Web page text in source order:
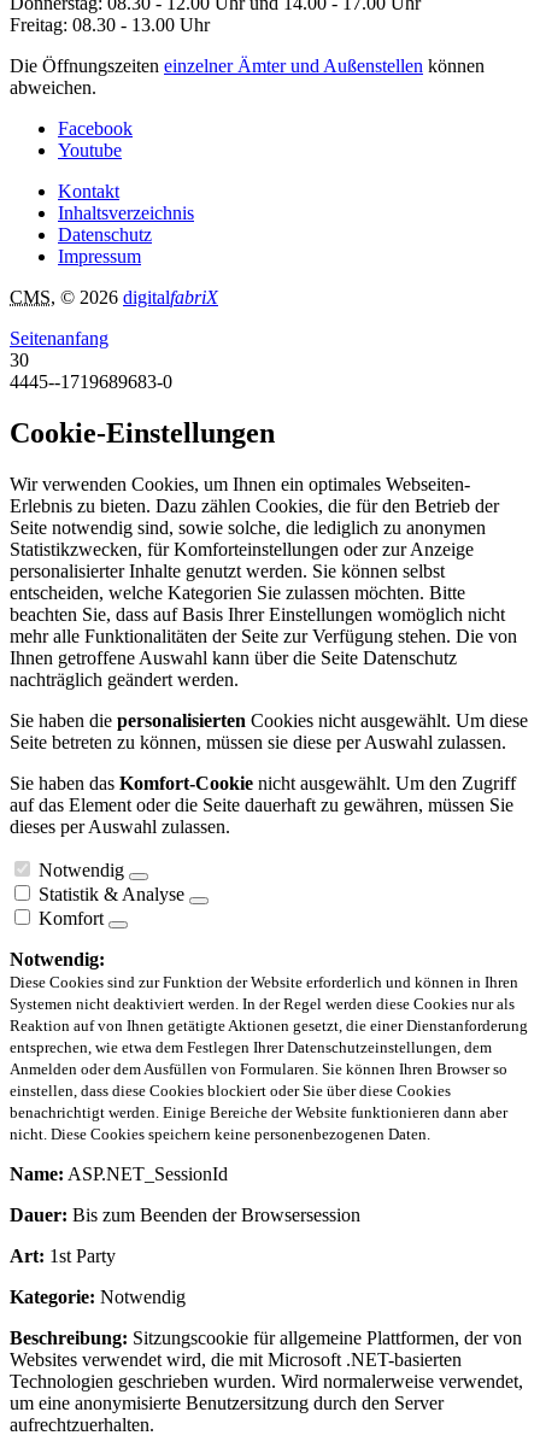
Freitag: 08.30 - 13.00 Uhr
Die Öffnungszeiten einzelner Ämter und Außenstellen können
abweichen.
Facebook
Youtube
Kontakt
Inhaltsverzeichnis
Datenschutz
Impressum
CMS, © 2026 digitalfabriX
Seitenanfang
30
4445--1719689683-0
Cookie-Einstellungen
Wir verwenden Cookies, um Ihnen ein optimales Webseiten-
Erlebnis zu bieten. Dazu zählen Cookies, die für den Betrieb der
Seite notwendig sind, sowie solche, die lediglich zu anonymen
Statistikzwecken, für Komforteinstellungen oder zur Anzeige
personalisierter Inhalte genutzt werden. Sie können selbst
entscheiden, welche Kategorien Sie zulassen möchten. Bitte
beachten Sie, dass auf Basis Ihrer Einstellungen womöglich nicht
mehr alle Funktionalitäten der Seite zur Verfügung stehen. Die von
Ihnen getroffene Auswahl kann über die Seite Datenschutz
nachträglich geändert werden.
Sie haben die personalisierten Cookies nicht ausgewählt. Um diese
Seite betreten zu können, müssen sie diese per Auswahl zulassen.
Sie haben das Komfort-Cookie nicht ausgewählt. Um den Zugriff
auf das Element oder die Seite dauerhaft zu gewähren, müssen Sie
dieses per Auswahl zulassen.
Notwendig
Statistik & Analyse
Komfort
Notwendig:
Diese Cookies sind zur Funktion der Website erforderlich und können in Ihren
Systemen nicht deaktiviert werden. In der Regel werden diese Cookies nur als
Reaktion auf von Ihnen getätigte Aktionen gesetzt, die einer Dienstanforderung
entsprechen, wie etwa dem Festlegen Ihrer Datenschutzeinstellungen, dem
Anmelden oder dem Ausfüllen von Formularen. Sie können Ihren Browser so
einstellen, dass diese Cookies blockiert oder Sie über diese Cookies
benachrichtigt werden. Einige Bereiche der Website funktionieren dann aber
nicht. Diese Cookies speichern keine personenbezogenen Daten.
Name: ASP.NET_SessionId
Dauer: Bis zum Beenden der Browsersession
Art: 1st Party
Kategorie: Notwendig
Beschreibung: Sitzungscookie für allgemeine Plattformen, der von
Websites verwendet wird, die mit Microsoft .NET-basierten
Technologien geschrieben wurden. Wird normalerweise verwendet,
um eine anonymisierte Benutzersitzung durch den Server
aufrechtzuerhalten.